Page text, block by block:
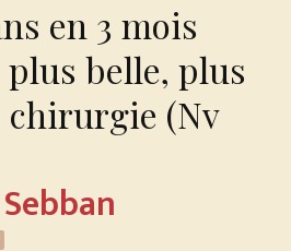
en 3 mois
belle, plus
chirurgie (Nv